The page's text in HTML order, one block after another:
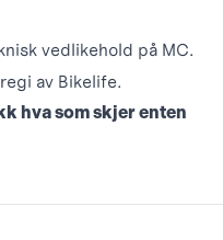
vedlikehold på MC.
av Bikelife.
hva som skjer enten